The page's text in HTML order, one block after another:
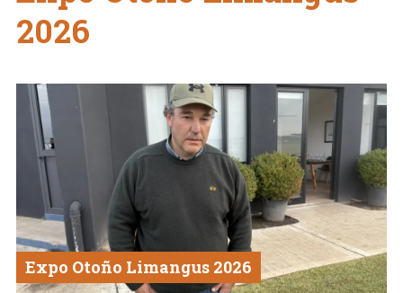
2026
Expo Otoño Limangus 2026